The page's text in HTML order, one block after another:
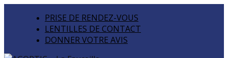
PRISE DE RENDEZ-VOUS
LENTILLES DE CONTACT
DONNER VOTRE AVIS